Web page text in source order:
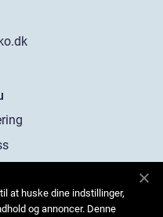
oss
at huske dine indstillinger,
og annoncer. Denne